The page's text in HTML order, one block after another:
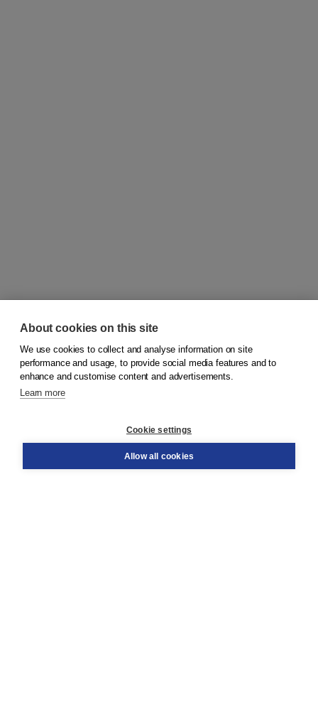
© 2026Koninklijke Boom uitgevers
Order
About cookies on this site
We use cookies to collect and analyse information on site
performance and usage, to provide social media features and to
enhance and customise content and advertisements.
Learn more
Cookie settings
Allow all cookies